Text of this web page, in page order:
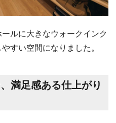
ルに大きなウォークインク
すい空間になりました。
満足感ある仕上がり